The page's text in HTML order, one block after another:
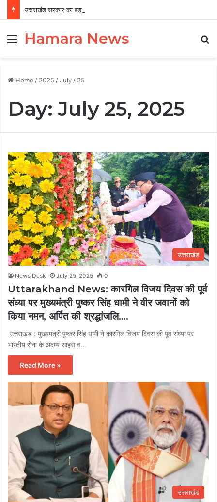
MenuHamara News
Home / 2025 /July / 25
Day:July 25, 2025
उत्तराखंड
News Desk July 25, 2025 0
Uttarakhand News: कारगिल विजय दिवस की पूर्व
संध्या पर मुख्यमंत्री पुष्कर सिंह धामी ने वीर जवानों को
किया नमन, अर्पित की श्रद्धांजलि….
उत्तराखंड : मुख्यमंत्री पुष्कर सिंह धामी ने कारगिल विजय दिवस की पूर्व संध्या पर
भारतीय सेना के अदम्य साहस व…
Read More »
उत्तराखंड